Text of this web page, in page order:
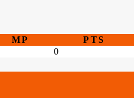
MP PTS
0